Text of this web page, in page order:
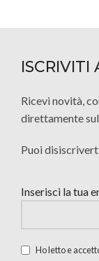
ISCRIVITI
Ricevi novità,
direttamente
Puoi
Inserisci la tua
Ho letto e